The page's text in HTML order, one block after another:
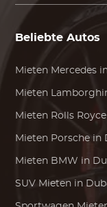
Beliebte Autos
Mieten Mercedes
Mieten
Mieten Rolls Royce
Mieten Porsche in
Mieten BMW in
SUV Mieten in